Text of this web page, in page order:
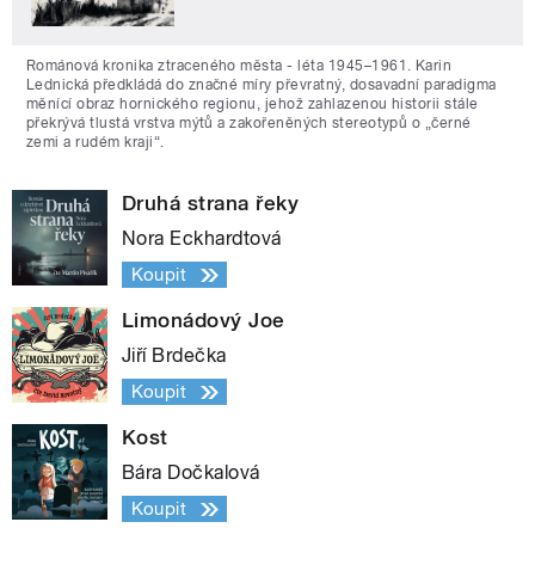
Románová kronika ztraceného města - léta 1945–1961. Karin
Lednická předkládá do značné míry převratný, dosavadní paradigma
měnící obraz hornického regionu, jehož zahlazenou historii stále
překrývá tlustá vrstva mýtů a zakořeněných stereotypů o „černé
zemi a rudém kraji“.
Druhá strana řeky
Nora Eckhardtová
Koupit
Limonádový Joe
Jiří Brdečka
Koupit
Kost
Bára Dočkalová
Koupit